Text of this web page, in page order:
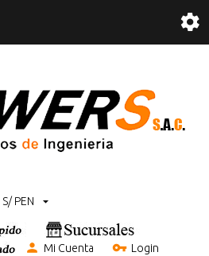
S/ PEN
Mi Cuenta Login